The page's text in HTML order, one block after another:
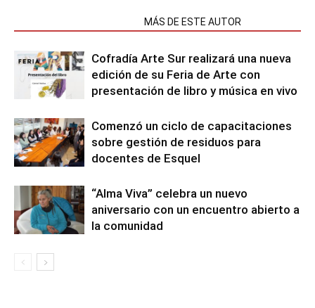
MÁS DE ESTE AUTOR
Cofradía Arte Sur realizará una nueva
edición de su Feria de Arte con
presentación de libro y música en vivo
Comenzó un ciclo de capacitaciones
sobre gestión de residuos para
docentes de Esquel
“Alma Viva” celebra un nuevo
aniversario con un encuentro abierto a
la comunidad